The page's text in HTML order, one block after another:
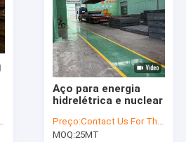
Aço para energia
hidrelétrica e nuclear
Preço:Contact Us For The Best Offer
MOQ:25MT